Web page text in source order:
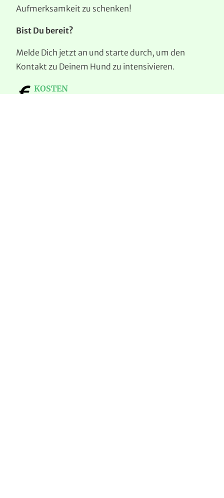
Aufmerksamkeit zu schenken!
Bist Du bereit?
Melde Dich jetzt an und starte durch, um den
Kontakt zu Deinem Hund zu intensivieren.
KOSTEN